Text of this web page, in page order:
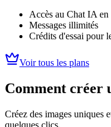
Accès au Chat IA
Messages illimités
Crédits d'essai pour
Voir tous les plans
Comment créer
Créez des images uniques
quelques clics.